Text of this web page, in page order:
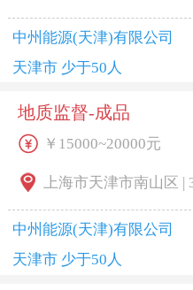
中州能源(天津)有限公司
天津市 少于50人
地质监督-成品
￥15000~20000元
上海市天津市南山区 |
中州能源(天津)有限公司
天津市 少于50人